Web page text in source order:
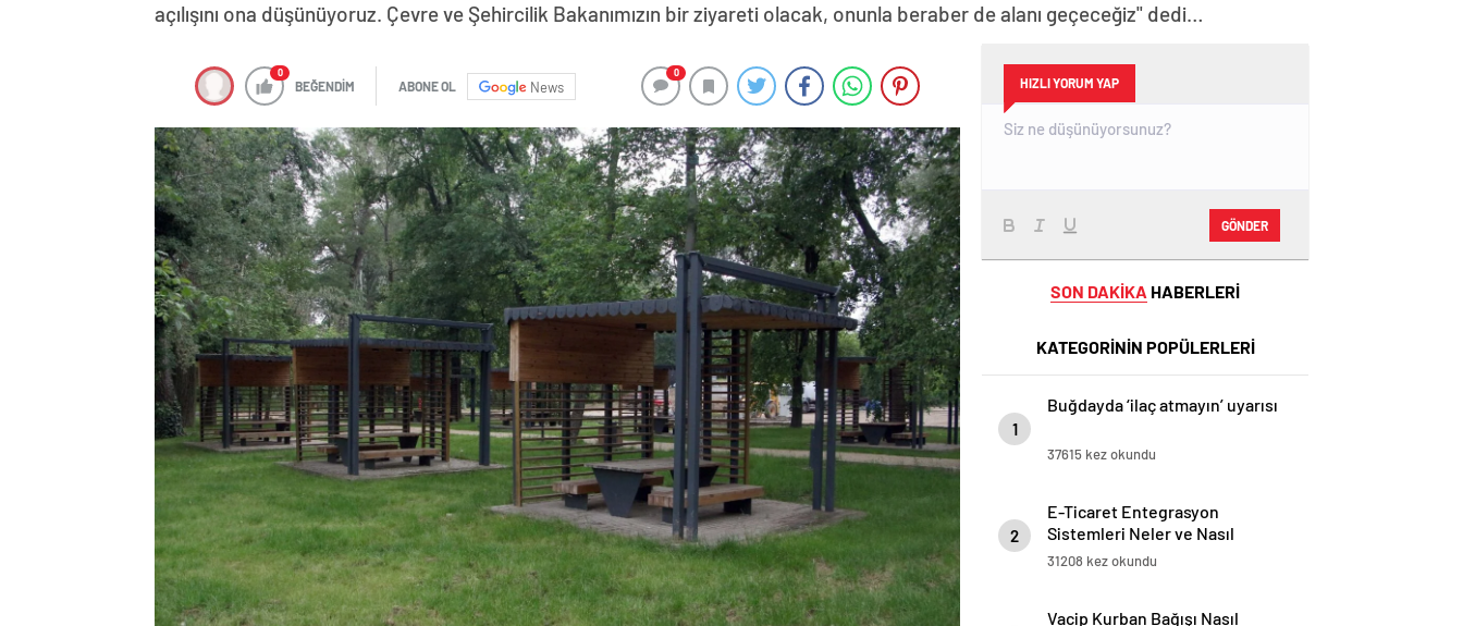
açılışını ona düşünüyoruz. Çevre ve Şehircilik Bakanımızın bir ziyareti olacak, onunla beraber de alanı geçeceğiz" dedi…
0
BEĞENDİM ABONE OL News
0
HIZLI YORUM YAP
GÖNDER
SON DAKİKA HABERLERİ
KATEGORİNİN POPÜLERLERİ
1
Buğdayda ‘ilaç atmayın’ uyarısı
37615 kez okundu
2
E-Ticaret Entegrasyon
Sistemleri Neler ve Nasıl
Yapılır?
31208 kez okundu
Vacip Kurban Bağışı Nasıl